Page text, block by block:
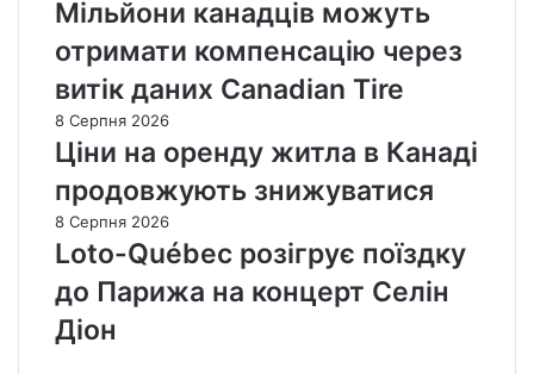
Мільйони канадців можуть
отримати компенсацію через
витік даних Canadian Tire
8 Серпня 2026
Ціни на оренду житла в Канаді
продовжують знижуватися
8 Серпня 2026
Loto-Québec розігрує поїздку
до Парижа на концерт Селін
Діон